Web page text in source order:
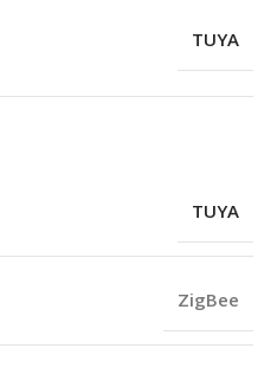
TUYA
TUYA
ZigBee